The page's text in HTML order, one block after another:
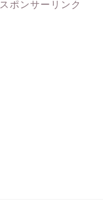
スポンサーリンク